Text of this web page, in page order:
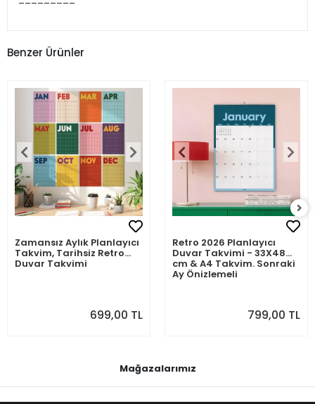
Benzer Ürünler
Zamansız Aylık Planlayıcı
Takvim, Tarihsiz Retro
Duvar Takvimi
699,00 TL
Retro 2026 Planlayıcı
Duvar Takvimi - 33X48
cm & A4 Takvim. Sonraki
Ay Önizlemeli
799,00 TL
Mağazalarımız